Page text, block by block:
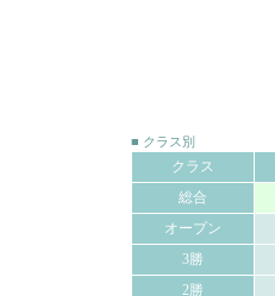
■ クラス別
クラス
総合
オープン
3勝
2勝